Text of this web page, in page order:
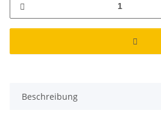
Beschreibung